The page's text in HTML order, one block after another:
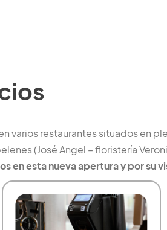
varios restaurantes situados en
(José Angel – floristería
en esta nueva apertura y por su